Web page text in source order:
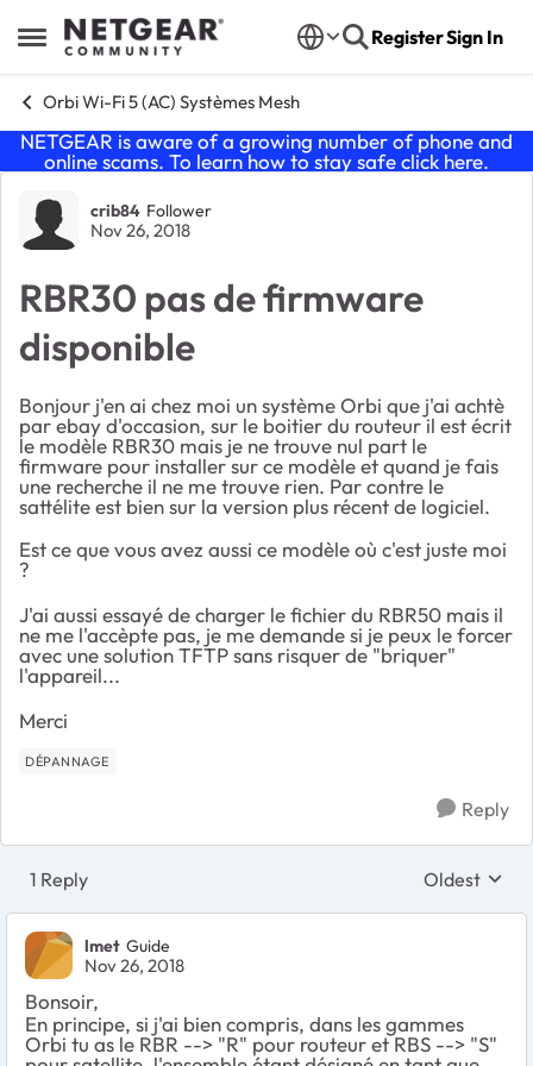
Open Side Menu
Skip to content RegisterSign In
Orbi Wi-Fi 5 (AC) Systèmes Mesh
NETGEAR is aware of a growing number of phone and
online scams. To learn how to stay safe click here.
Forum Discussion
crib84 Follower
Nov 26, 2018
RBR30 pas de firmware
disponible
Bonjour j'en ai chez moi un système Orbi que j'ai achtè
par ebay d'occasion, sur le boitier du routeur il est écrit
le modèle RBR30 mais je ne trouve nul part le
firmware pour installer sur ce modèle et quand je fais
une recherche il ne me trouve rien. Par contre le
sattélite est bien sur la version plus récent de logiciel.
Est ce que vous avez aussi ce modèle où c'est juste moi
?
J'ai aussi essayé de charger le fichier du RBR50 mais il
ne me l'accèpte pas, je me demande si je peux le forcer
avec une solution TFTP sans risquer de "briquer"
l'appareil...
Merci
DÉPANNAGE
Reply
1 Reply Replies
Oldest
lmet Guide
Nov 26, 2018
Bonsoir,
En principe, si j'ai bien compris, dans les gammes
Orbi tu as le RBR --> "R" pour routeur et RBS --> "S"